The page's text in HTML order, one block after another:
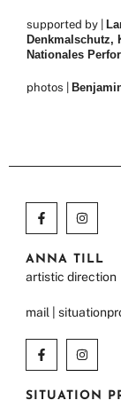
supported by |
Denkmalschutz,
Nationales
photos |
ANNA TILL
artistic direction
mail |
SITUATION